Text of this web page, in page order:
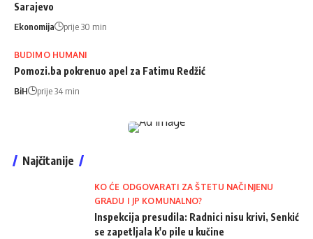
Sarajevo
Ekonomija prije 30 min
BUDIMO HUMANI
Pomozi.ba pokrenuo apel za Fatimu Redžić
BiH prije 34 min
Najčitanije
KO ĆE ODGOVARATI ZA ŠTETU NAČINJENU
GRADU I JP KOMUNALNO?
Inspekcija presudila: Radnici nisu krivi, Senkić
se zapetljala k'o pile u kučine